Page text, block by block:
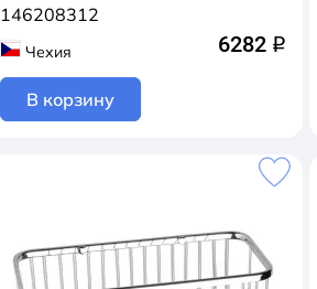
146208312
Чехия 6282 q
В корзину